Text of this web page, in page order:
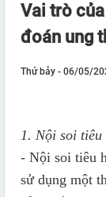
Vai trò
đoán ung
Thứ bảy - 06/05/
1. Nội soi tiêu
- Nội soi tiêu
sử dụng một